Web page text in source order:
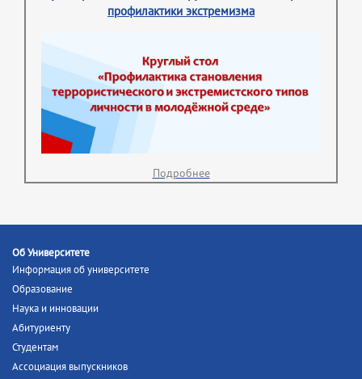
профилактики экстремизма
Подробнее
Об Университете
Информация об университете
Образование
Наука и инновации
Абитуриенту
Студентам
Ассоциация выпускников